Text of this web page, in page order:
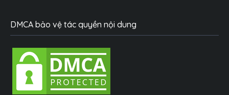
DMCA bảo vệ tác quyền nội dung